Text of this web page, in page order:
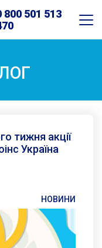
800 501 513
тижня акції
Україна
НОВИНИ